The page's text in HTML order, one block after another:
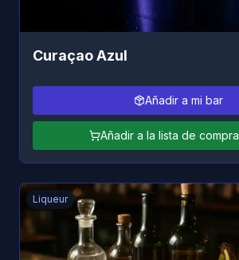
Curaçao Azul
Añadir a mi bar
Añadir a la lista de compra
Liqueur